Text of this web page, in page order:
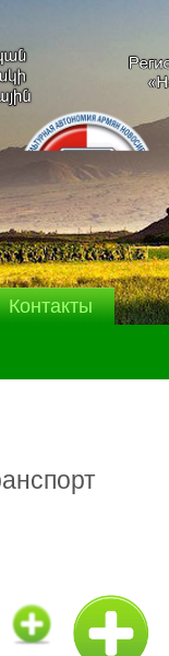
Контакты